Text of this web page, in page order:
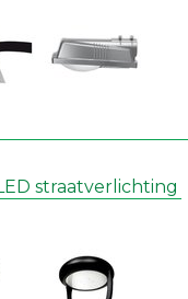
straatverlichting